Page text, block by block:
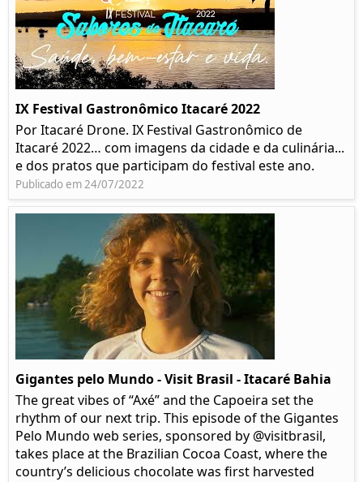
IX Festival Gastronômico Itacaré 2022
Por Itacaré Drone. IX Festival Gastronômico de
Itacaré 2022… com imagens da cidade e da culinária...
e dos pratos que participam do festival este ano.
Publicado em 24/07/2022
Gigantes pelo Mundo - Visit Brasil - Itacaré Bahia
The great vibes of “Axé” and the Capoeira set the
rhythm of our next trip. This episode of the Gigantes
Pelo Mundo web series, sponsored by @visitbrasil,
takes place at the Brazilian Cocoa Coast, where the
country’s delicious chocolate was first harvested